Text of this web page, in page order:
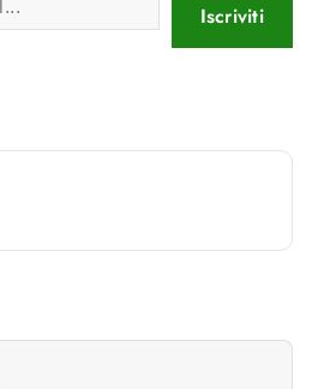
Iscriviti